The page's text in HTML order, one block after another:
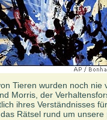
Tieren wurden noch nie
Morris, der
ihres Verständnisses
Rätsel rund um